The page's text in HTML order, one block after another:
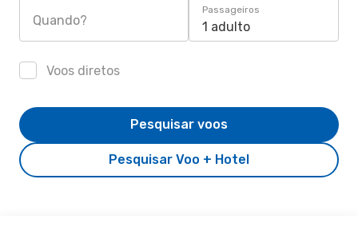
Quando?
Passageiros
1 adulto
Voos diretos
Pesquisar Voo + Hotel
Pesquisar voos